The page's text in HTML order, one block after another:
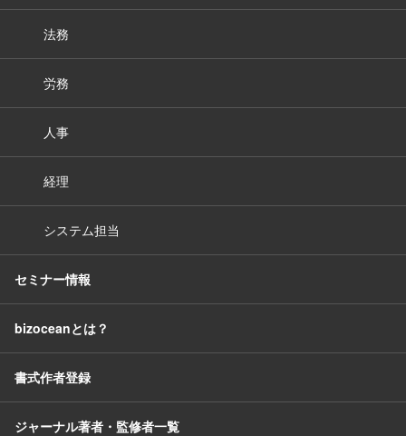
法務
労務
人事
経理
システム担当
セミナー情報
bizoceanとは？
書式作者登録
ジャーナル著者・監修者一覧